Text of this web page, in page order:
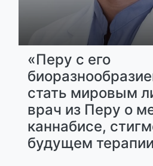
«Перу с его
стать мировым
врач из Перу о
каннабисе,
будущем терапии